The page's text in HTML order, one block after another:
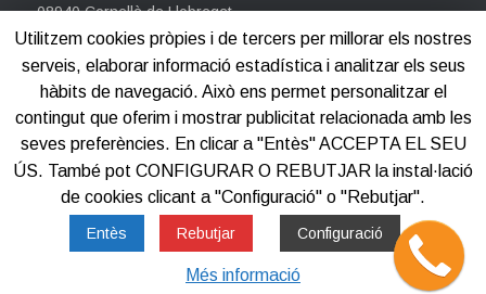
08940 Cornellà de Llobregat
Barcelona
Telèfon: 93 474 80 42
©2012-2025 Centre d'Empreses PROCORNELLÀ
Política de privacitat Política de cookies
Utilitzem cookies pròpies i de tercers per millorar els nostres
serveis, elaborar informació estadística i analitzar els seus
hàbits de navegació. Això ens permet personalitzar el
contingut que oferim i mostrar publicitat relacionada amb les
seves preferències. En clicar a "Entès" ACCEPTA EL SEU
ÚS. També pot CONFIGURAR O REBUTJAR la instal·lació
de cookies clicant a "Configuració" o "Rebutjar".
Entès Rebutjar Configuració
Més informació